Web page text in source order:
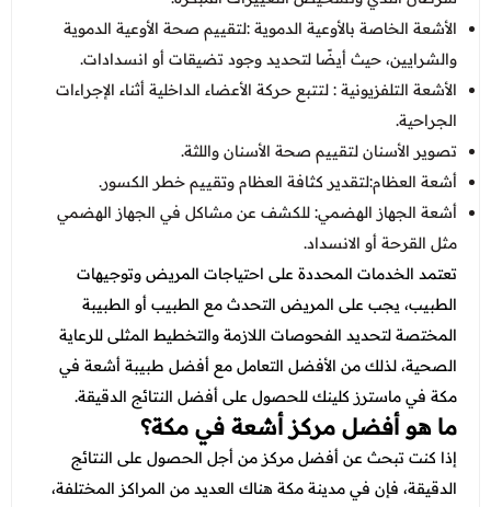
الأشعة الخاصة بالأوعية الدموية :لتقييم صحة الأوعية الدموية
والشرايين، حيث أيضًا لتحديد وجود تضيقات أو انسدادات.
الأشعة التلفزيونية : لتتبع حركة الأعضاء الداخلية أثناء الإجراءات
الجراحية.
تصوير الأسنان لتقييم صحة الأسنان واللثة.
أشعة العظام:لتقدير كثافة العظام وتقييم خطر الكسور.
أشعة الجهاز الهضمي: للكشف عن مشاكل في الجهاز الهضمي
مثل القرحة أو الانسداد.
تعتمد الخدمات المحددة على احتياجات المريض وتوجيهات
الطبيب، يجب على المريض التحدث مع الطبيب أو الطبيبة
المختصة لتحديد الفحوصات اللازمة والتخطيط المثلى للرعاية
الصحية، لذلك من الأفضل التعامل مع أفضل طبيبة أشعة في
مكة في ماسترز كلينك للحصول على أفضل النتائج الدقيقة.
ما هو أفضل مركز أشعة في مكة؟
إذا كنت تبحث عن أفضل مركز من أجل الحصول على النتائج
الدقيقة، فإن في مدينة مكة هناك العديد من المراكز المختلفة،